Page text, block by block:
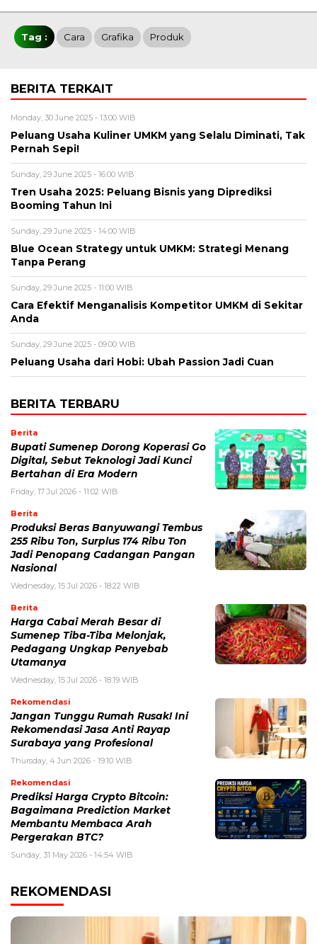
Tag : Cara Grafika Produk
BERITA TERKAIT
Monday, 30 June 2025 - 13:00 WIB
Peluang Usaha Kuliner UMKM yang Selalu Diminati, Tak
Pernah Sepi!
Sunday, 29 June 2025 - 16:00 WIB
Tren Usaha 2025: Peluang Bisnis yang Diprediksi
Booming Tahun Ini
Sunday, 29 June 2025 - 14:00 WIB
Blue Ocean Strategy untuk UMKM: Strategi Menang
Tanpa Perang
Sunday, 29 June 2025 - 11:00 WIB
Cara Efektif Menganalisis Kompetitor UMKM di Sekitar
Anda
Sunday, 29 June 2025 - 09:00 WIB
Peluang Usaha dari Hobi: Ubah Passion Jadi Cuan
BERITA TERBARU
Berita
Bupati Sumenep Dorong Koperasi Go
Digital, Sebut Teknologi Jadi Kunci
Bertahan di Era Modern
Friday, 17 Jul 2026 - 11:02 WIB
Berita
Produksi Beras Banyuwangi Tembus
255 Ribu Ton, Surplus 174 Ribu Ton
Jadi Penopang Cadangan Pangan
Nasional
Wednesday, 15 Jul 2026 - 18:22 WIB
Berita
Harga Cabai Merah Besar di
Sumenep Tiba-Tiba Melonjak,
Pedagang Ungkap Penyebab
Utamanya
Wednesday, 15 Jul 2026 - 18:19 WIB
Rekomendasi
Jangan Tunggu Rumah Rusak! Ini
Rekomendasi Jasa Anti Rayap
Surabaya yang Profesional
Thursday, 4 Jun 2026 - 19:10 WIB
Rekomendasi
Prediksi Harga Crypto Bitcoin:
Bagaimana Prediction Market
Membantu Membaca Arah
Pergerakan BTC?
Sunday, 31 May 2026 - 14:54 WIB
REKOMENDASI